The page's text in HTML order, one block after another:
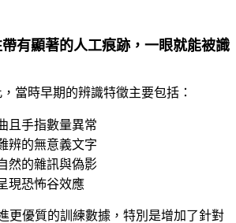
帶有顯著的人工痕跡，一眼就能被識
當時早期的辨識特徵主要包括：
且手指數量異常
辨的無意義文字
然的雜訊與偽影
現恐怖谷效應
更優質的訓練數據，特別是增加了針對